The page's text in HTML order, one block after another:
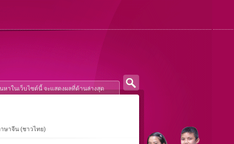
ษาจีน (ชาวไทย)